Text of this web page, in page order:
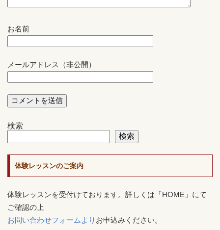
お名前
メールアドレス（非公開）
検索
検索
体験レッスンのご案内
体験レッスンを受付けております。詳しくは「HOME」にて
ご確認の上
お問い合わせフォームより お申込みください。